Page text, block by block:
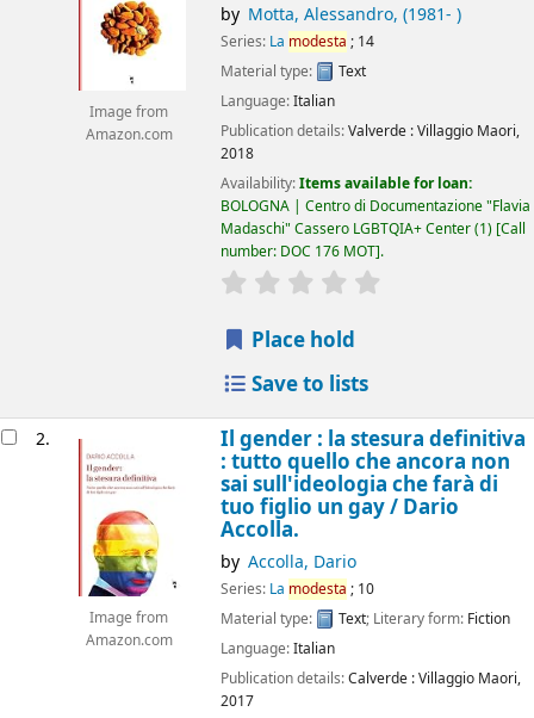
Image from
Amazon.com
by Motta, Alessandro, (1981- )
Series: La modesta ; 14
Material type:
Text
Language:Italian
Publication details:Valverde :Villaggio Maori,
2018
Availability:Items available for loan:
BOLOGNA | Centro di Documentazione "Flavia
Madaschi" Cassero LGBTQIA+ Center(1) Call
number: DOC 176 MOT .
star rating
Place hold
Save to lists
2.
Image from
Amazon.com
Il gender : la stesura definitiva
: tutto quello che ancora non
sai sull'ideologia che farà di
tuo figlio un gay / Dario
Accolla.
by Accolla, Dario
Series: La modesta ; 10
Material type:
Text; Literary form: Fiction
Language:Italian
Publication details:Calverde :Villaggio Maori,
2017